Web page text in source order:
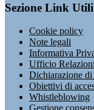
Sezione Link Utili
Cookie policy
Note legali
Informativa
Ufficio
Dichiarazione di
Obiettivi di
Whistleblowing